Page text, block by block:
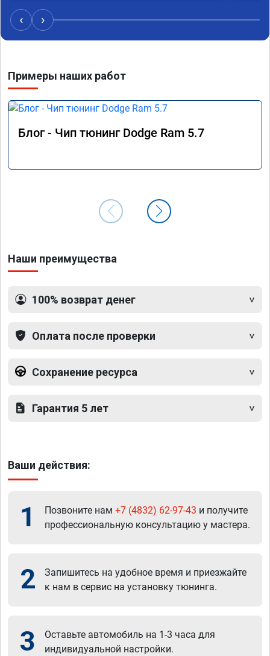
никаких изменений, при полном открытии
дросселя и не было нормального отклика на
газ, НО по прошествии 500-600км, когда в
60, с постоянно включенным климатом, он
наконец-то поехал, как должен, легко прыгает
в соседний ряд без задержки дросселя, нажал-
поехал. Теперь меня полностью устраивает
По результату дают номерной сертификат о
хотя
‹ ›
Примеры наших работ
Блог - Чип тюнинг Dodge Ram 5.7
Наши преимущества
100% возврат денег
Оплата после проверки
Сохранение ресурса
Гарантия 5 лет
Ваши действия:
1 Позвоните нам +7 (4832) 62-97-43 и получите
профессиональную консультацию у мастера.
2
Запишитесь на удобное время и приезжайте
к нам в сервис на установку тюнинга.
3
Оставьте автомобиль на 1-3 часа для
индивидуальной настройки.